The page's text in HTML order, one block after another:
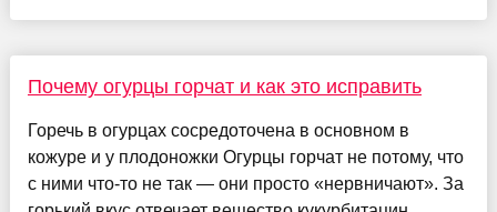
Почему огурцы горчат и как это исправить
Горечь в огурцах сосредоточена в основном в
кожуре и у плодоножки Огурцы горчат не потому, что
с ними что-то не так — они просто «нервничают». За